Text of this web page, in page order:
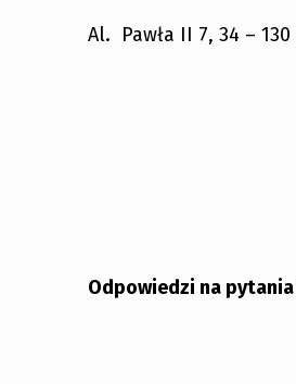
Al. Pawła II 7, 34 –
Odpowiedzi na